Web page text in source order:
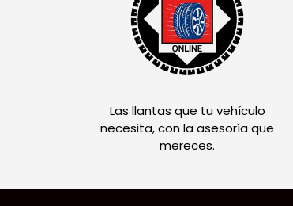
Las llantas que tu vehículo
necesita, con la asesoría que
mereces.